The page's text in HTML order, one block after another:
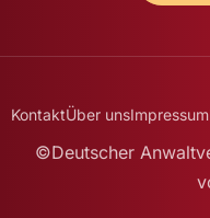
KontaktÜber unsImpressum
©Deutscher